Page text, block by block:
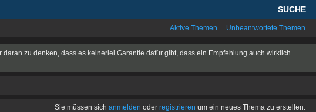
SUCHE
Aktive Themen Unbeantwortete Themen
zu denken, dass es keinerlei Garantie dafür gibt, dass ein Empfehlung auch wirklich
Sie müssen sich anmelden oder registrieren um ein neues Thema zu erstellen.